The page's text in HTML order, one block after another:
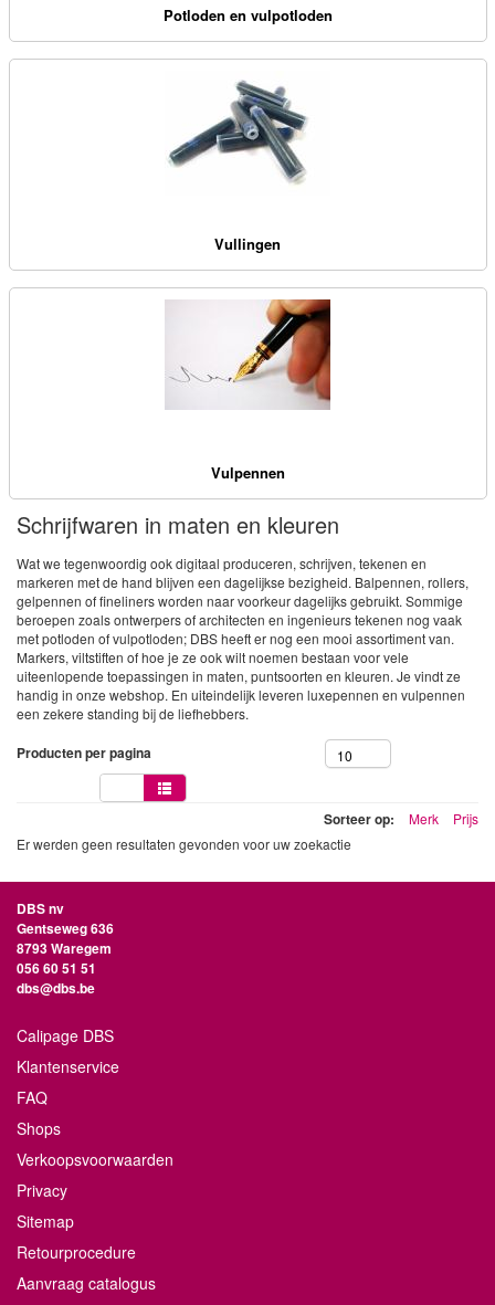
Potloden en vulpotloden
Vullingen
Vulpennen
Schrijfwaren in maten en kleuren
Wat we tegenwoordig ook digitaal produceren, schrijven, tekenen en
markeren met de hand blijven een dagelijkse bezigheid. Balpennen, rollers,
gelpennen of fineliners worden naar voorkeur dagelijks gebruikt. Sommige
beroepen zoals ontwerpers of architecten en ingenieurs tekenen nog vaak
met potloden of vulpotloden; DBS heeft er nog een mooi assortiment van.
Markers, viltstiften of hoe je ze ook wilt noemen bestaan voor vele
uiteenlopende toepassingen in maten, puntsoorten en kleuren. Je vindt ze
handig in onze webshop. En uiteindelijk leveren luxepennen en vulpennen
een zekere standing bij de liefhebbers.
Producten per pagina 10
Sorteer op: Merk
Prijs
Er werden geen resultaten gevonden voor uw zoekactie
DBS nv
Gentseweg 636
8793 Waregem
056 60 51 51
dbs@dbs.be
Calipage DBS
Klantenservice
FAQ
Shops
Verkoopsvoorwaarden
Privacy
Sitemap
Retourprocedure
Aanvraag catalogus